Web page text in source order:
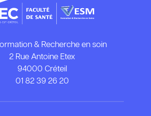
& Recherche en soin
2 Rue Antoine Etex
94000 Créteil
01 82 39 26 20